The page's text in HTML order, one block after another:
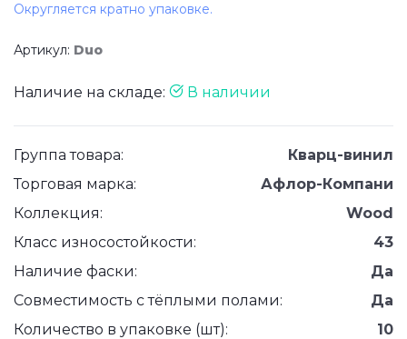
Округляется кратно упаковке.
Артикул: Duo
Наличие на складе: В наличии
Группа товара:
Кварц-винил
Торговая марка:
Афлор-Компани
Коллекция:
Wood
Класс износостойкости:
43
Наличие фаски:
Да
Совместимость с тёплыми полами:
Да
Количество в упаковке (шт):
10